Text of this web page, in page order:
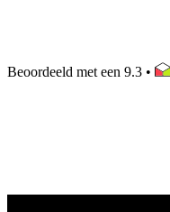
Beoordeeld met een 9.3 •